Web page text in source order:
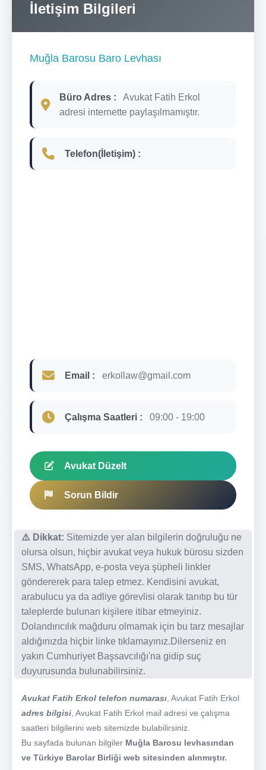
İletişim Bilgileri
Muğla Barosu Baro Levhası
Büro Adres :
Avukat Fatih Erkol
adresi internette paylaşılmamıştır.
Telefon(İletişim) :
Email : erkollaw@gmail.com
Çalışma Saatleri : 09:00 - 19:00
Avukat Düzelt
Sorun Bildir
⚠️ Dikkat: Sitemizde yer alan bilgilerin doğruluğu ne
olursa olsun, hiçbir avukat veya hukuk bürosu sizden
SMS, WhatsApp, e-posta veya şüpheli linkler
göndererek para talep etmez. Kendisini avukat,
arabulucu ya da adliye görevlisi olarak tanıtıp bu tür
taleplerde bulunan kişilere itibar etmeyiniz.
Dolandırıcılık mağduru olmamak için bu tarz mesajlar
aldığınızda hiçbir linke tıklamayınız.Dilerseniz en
yakın Cumhuriyet Başsavcılığı'na gidip suç
duyurusunda bulunabilirsiniz.
Avukat Fatih Erkol telefon numarası , Avukat Fatih Erkol
adres bilgisi , Avukat Fatih Erkol mail adresi ve çalışma
saatleri bilgilerini web sitemizde bulabilirsiniz.
Bu sayfada bulunan bilgiler Muğla Barosu levhasından
ve Türkiye Barolar Birliği web sitesinden alınmıştır.